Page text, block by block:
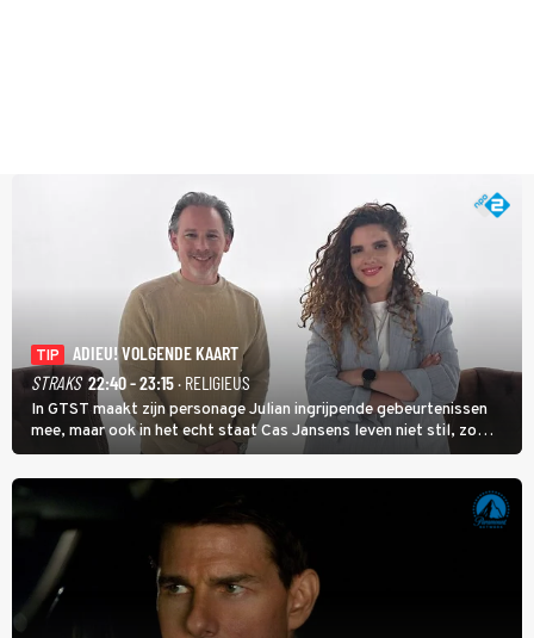
TIP
ADIEU! VOLGENDE KAART
STRAKS 22:40 - 23:15· RELIGIEUS
In GTST maakt zijn personage Julian ingrijpende gebeurtenissen
mee, maar ook in het echt staat Cas Jansens leven niet stil, zo
vertelt hij in Adieu! Volgende Kaart.